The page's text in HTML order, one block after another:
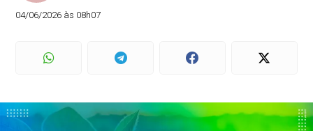
04/06/2026 às 08h07